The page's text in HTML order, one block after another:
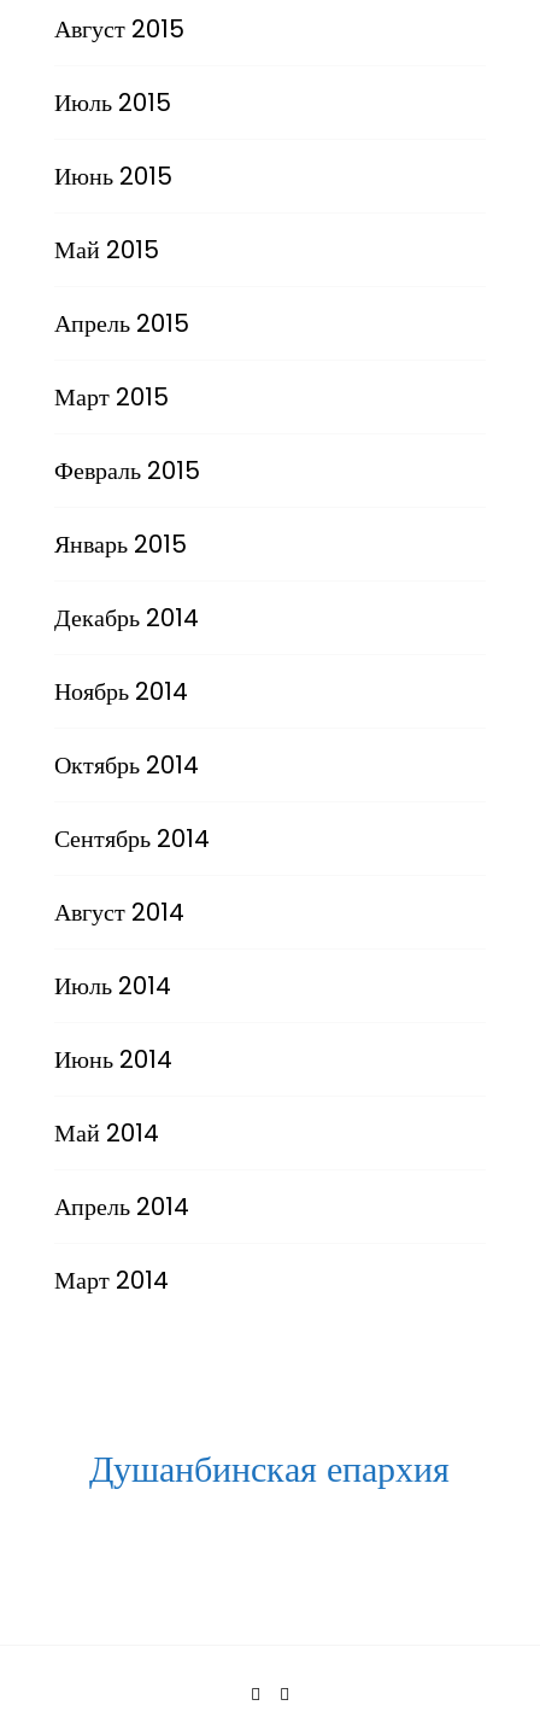
Август 2015
Июль 2015
Июнь 2015
Май 2015
Апрель 2015
Март 2015
Февраль 2015
Январь 2015
Декабрь 2014
Ноябрь 2014
Октябрь 2014
Сентябрь 2014
Август 2014
Июль 2014
Июнь 2014
Май 2014
Апрель 2014
Март 2014
Душанбинская епархия